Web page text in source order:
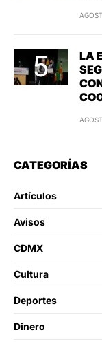
LA
CATEGORÍAS
Artículos
Avisos
CDMX
Cultura
Deportes
Dinero